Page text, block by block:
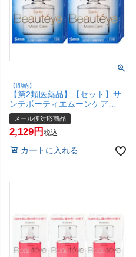
【即納】
【第2類医薬品】【セット】サ
ンテボーティエムーンケア
12ml×2個【目薬】【参天製薬
株式会社】【メール便対応商
品】【SBT】(6040101-set1)
メール便対応商品
2,129 税込
カートに入れる